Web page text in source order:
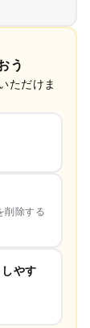
う
ただけま
削除する
やす